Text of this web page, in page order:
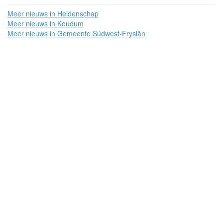
Meer nieuws in Heidenschap
Meer nieuws in Koudum
Meer nieuws in Gemeente Súdwest-Fryslân